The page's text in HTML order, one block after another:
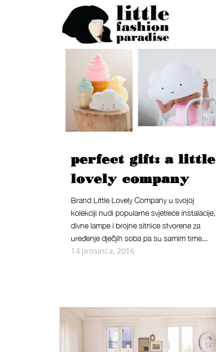
perfect gift: a little
lovely company
Brand Little Lovely Company u svojoj
kolekciji nudi popularne svjetleće instalacije,
divne lampe i brojne sitnice stvorene za
uređenje dječjih soba pa su samim time...
14 prosinca, 2016